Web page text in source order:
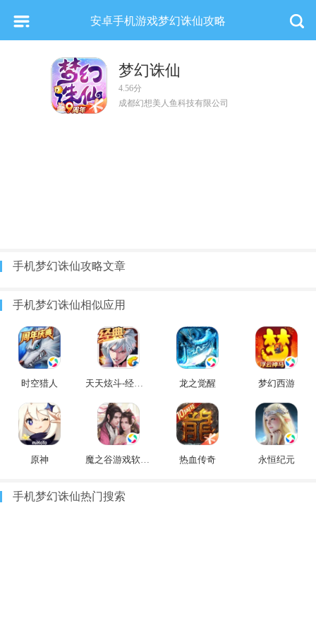
安卓手机游戏梦幻诛仙攻略
梦幻诛仙
4.56分
成都幻想美人鱼科技有限公司
手机梦幻诛仙攻略文章
手机梦幻诛仙相似应用
时空猎人 天天炫斗-经典重燃 龙之觉醒 梦幻西游
原神 魔之谷游戏软件V1.0 热血传奇 永恒纪元
手机梦幻诛仙热门搜索